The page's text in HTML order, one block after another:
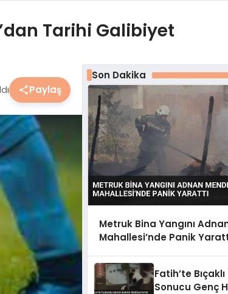
Tarihi Galibiyet
Paylaş
Son Dakika
Metruk Bina Yangını
Mahallesi’nde Panik
Fatih’te
Sonucu Genç